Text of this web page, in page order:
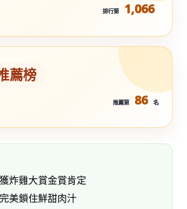
排行第 1,066
薦榜
推薦第 86 名
炸雞大賞金賞肯定
美鎖住鮮甜肉汁